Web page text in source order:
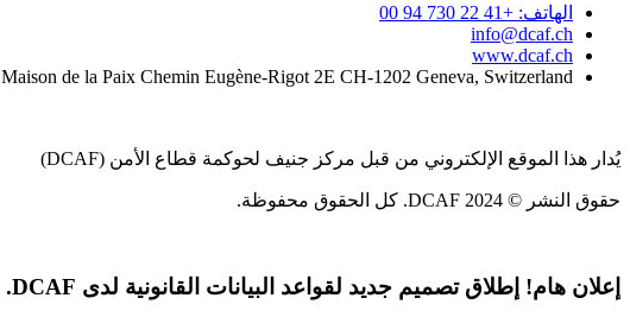
الهاتف: +41 22 730 94 00
info@dcaf.ch
www.dcaf.ch
Maison de la Paix Chemin Eugène-Rigot 2E CH-1202 Geneva, Switzerland
يُدار هذا الموقع الإلكتروني من قبل مركز جنيف لحوكمة قطاع الأمن (DCAF)
حقوق النشر © 2024 DCAF. كل الحقوق محفوظة.
إعلان هام! إطلاق تصميم جديد لقواعد البيانات القانونية لدى DCAF.